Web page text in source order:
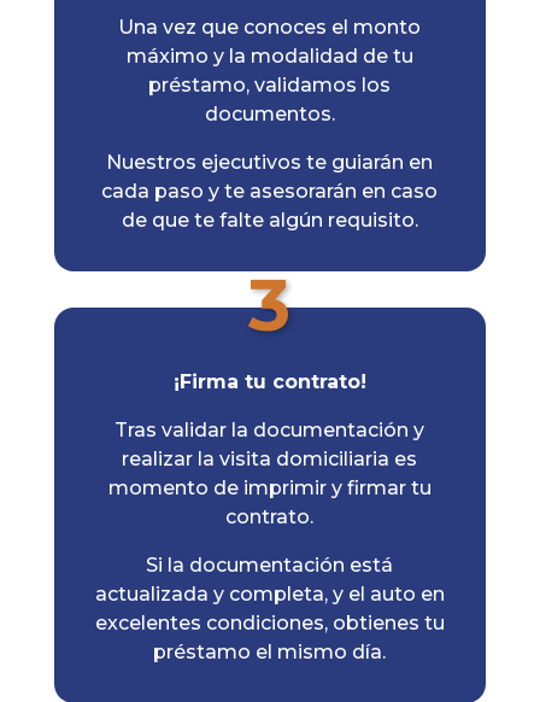
Una vez que conoces el monto
máximo y la modalidad de tu
préstamo, validamos los
documentos.
Nuestros ejecutivos te guiarán en
cada paso y te asesorarán en caso
de que te falte algún requisito.
3
¡Firma tu contrato!
Tras validar la documentación y
realizar la visita domiciliaria es
momento de imprimir y firmar tu
contrato.
Si la documentación está
actualizada y completa, y el auto en
excelentes condiciones, obtienes tu
préstamo el mismo día.